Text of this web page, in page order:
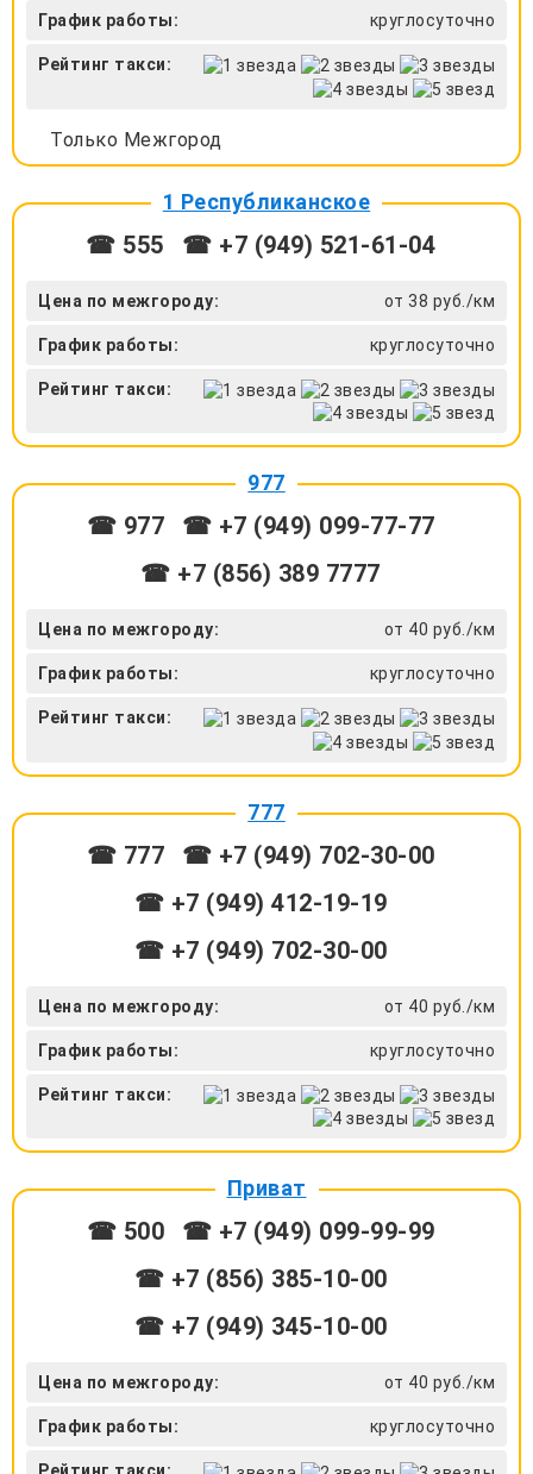
График работы: круглосуточно
Рейтинг такси:
Только Межгород
1 Республиканское
☎ 555 ☎ +7 (949) 521-61-04
Цена по межгороду: от 38 руб./км
График работы: круглосуточно
Рейтинг такси:
977
☎ 977
☎ +7 (949) 099-77-77
☎ +7 (856) 389 7777
Цена по межгороду: от 40 руб./км
График работы: круглосуточно
Рейтинг такси:
777
☎ 777
☎ +7 (949) 702-30-00
☎ +7 (949) 412-19-19
☎ +7 (949) 702-30-00
Цена по межгороду: от 40 руб./км
График работы: круглосуточно
Рейтинг такси:
Приват
☎ 500
☎ +7 (949) 099-99-99
☎ +7 (856) 385-10-00
☎ +7 (949) 345-10-00
Цена по межгороду: от 40 руб./км
График работы: круглосуточно